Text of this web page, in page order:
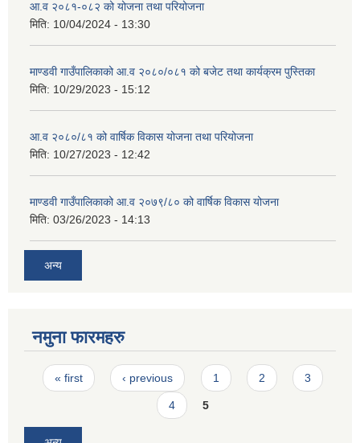
आ.व २०८१-०८२ को योजना तथा परियोजना
मिति: 10/04/2024 - 13:30
माण्डवी गाउँपालिकाको आ.व २०८०/०८१ को बजेट तथा कार्यक्रम पुस्तिका
मिति: 10/29/2023 - 15:12
आ.व २०८०/८१ को वार्षिक विकास योजना तथा परियोजना
मिति: 10/27/2023 - 12:42
माण्डवी गाउँपालिकाको आ.व २०७९/८० को वार्षिक विकास योजना
मिति: 03/26/2023 - 14:13
अन्य
नमुना फारमहरु
Pages
« first ‹ previous 1 2 3
4 5